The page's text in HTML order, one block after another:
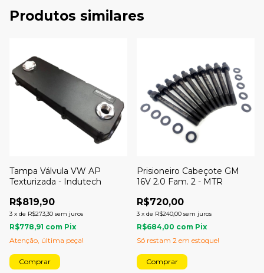
Produtos similares
Tampa Válvula VW AP
Texturizada - Indutech
R$819,90
3 x de R$273,30 sem juros
R$778,91 com Pix
Atenção, última peça!
Prisioneiro Cabeçote GM
16V 2.0 Fam. 2 - MTR
R$720,00
3 x de R$240,00 sem juros
R$684,00 com Pix
Só restam 2 em estoque!